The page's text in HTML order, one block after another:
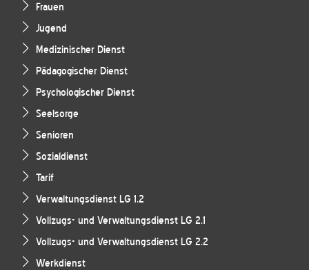
Frauen
Jugend
Medizinischer Dienst
Pädagogischer Dienst
Psychologischer Dienst
Seelsorge
Senioren
Sozialdienst
Tarif
Verwaltungsdienst LG 1.2
Vollzugs- und Verwaltungsdienst LG 2.1
Vollzugs- und Verwaltungsdienst LG 2.2
Werkdienst